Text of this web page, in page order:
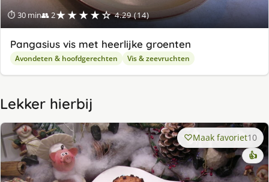
⏱ 30 min👥 2★★★★☆ 4.29 (14)
Pangasius vis met heerlijke groenten
Avondeten & hoofdgerechten Vis & zeevruchten
Lekker hierbij
Maak favoriet10
👍